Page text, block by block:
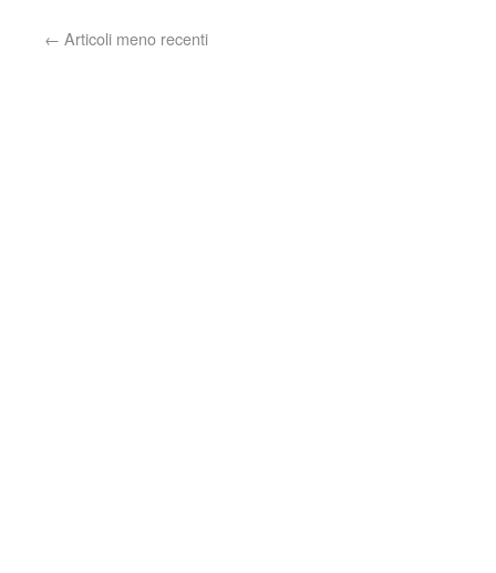
← Articoli meno recenti